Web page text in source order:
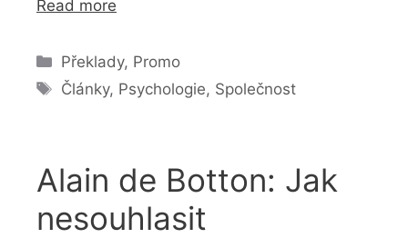
Read more
Rubriky
Překlady, Promo
Štítky
Články, Psychologie, Společnost
Alain de Botton: Jak
nesouhlasit